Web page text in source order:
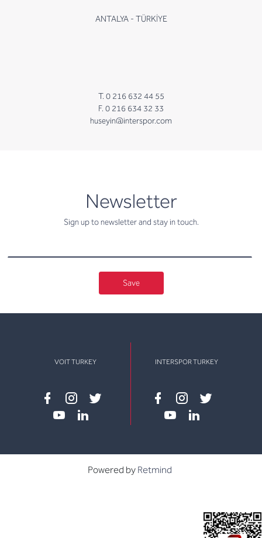
ANTALYA - TÜRKİYE
T. 0 216 632 44 55
F. 0 216 634 32 33
huseyin@interspor.com
Newsletter
Sign up to newsletter and stay in touch.
newsletter
Save
VOIT TURKEY
Facebook
instagram
twitter
INTERSPOR TURKEY
Facebook
instagram
twitter
Powered by Retmind